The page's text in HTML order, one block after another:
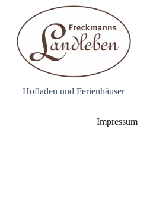
springen
Hofladen und Ferienhäuser
Impressum